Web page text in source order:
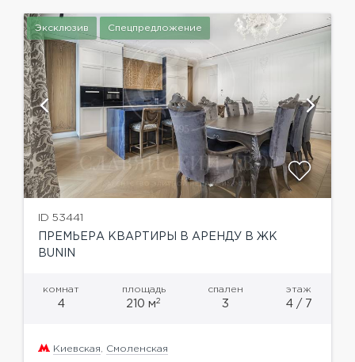
Эксклюзив Спецпредложение
ID 53441
ПРЕМЬЕРА КВАРТИРЫ В АРЕНДУ В ЖК
BUNIN
комнат
4
площадь
210 м2
спален
3
этаж
4 / 7
Киевская Смоленская